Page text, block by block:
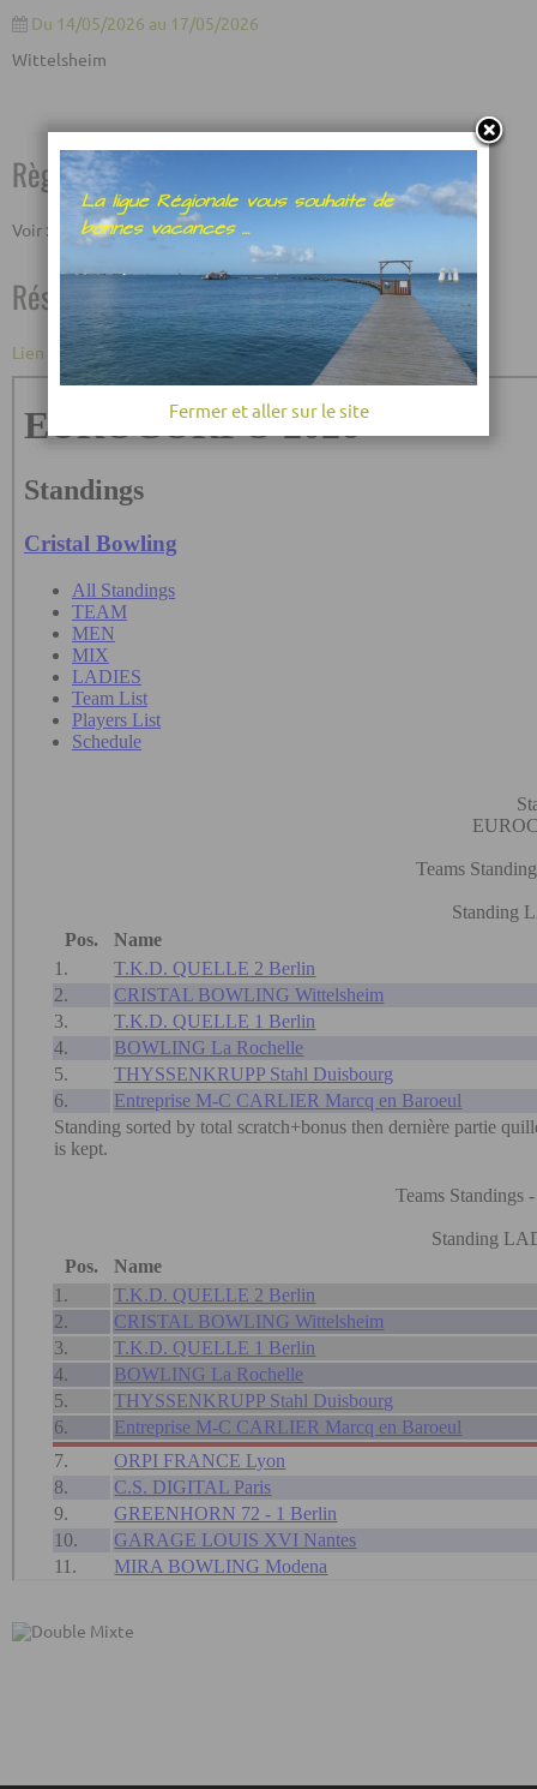
Du 14/05/2026 au 17/05/2026
Wittelsheim
Règlement
Voir : https://bec.org.uk/wittelsheim-2026/
Résultats
Lien Lexer
Fermer et aller sur le site